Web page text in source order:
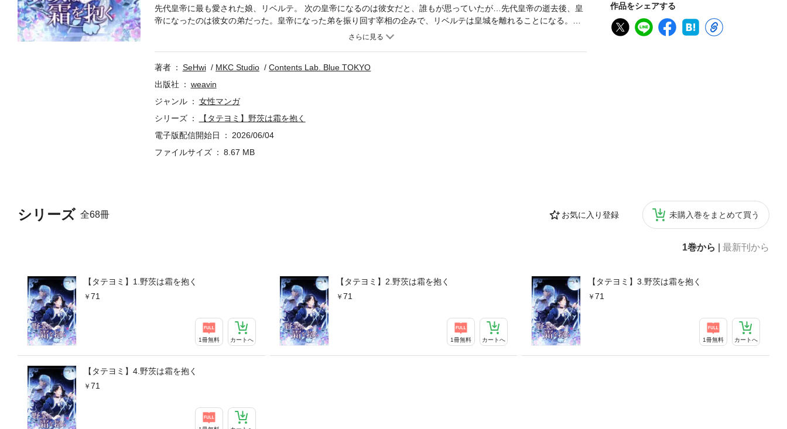
作品をシェアする
シリーズ 全68冊 お気に入り登録 未購入巻をまとめて買う
1巻から 最新刊から
【タテヨミ】1.野茨は霜を抱く
71
1冊無料 カートへ
【タテヨミ】2.野茨は霜を抱く
71
1冊無料 カートへ
【タテヨミ】3.野茨は霜を抱く
71
1冊無料 カートへ
【タテヨミ】4.野茨は霜を抱く
71
先代皇帝に最も愛された娘、リベルテ。 次の皇帝になるのは彼女だと、誰もが思っていたが…先代皇帝の逝去後、皇
帝になったのは彼女の弟だった。皇帝になった弟を振り回す宰相の企みで、リベルテは皇城を離れることになる。北
部にあるノルトの大公との結婚を命じれらたのだ。道中、嫁入り道具を狙って襲ってくる者たちを退けながら、リベ
だった。そこで出会った優しい本当の大公、ユラハはリベルテの心を尊重し、彼女が望まなければ結婚も先送りにす
ると言う。ユラハを信じられなかったリベルテは壁を作るが、彼はずっと変わらない態度でリベルテに接する。彼と
ったことがあったのだ…
著者 SeHwi MKC Studio
Contents Lab. Blue TOKYO
出版社
weavin
ジャンル
女性マンガ
シリーズ
【タテヨミ】野茨は霜を抱く
電子版配信開始日
2026/06/04
ファイルサイズ
8.67 MB